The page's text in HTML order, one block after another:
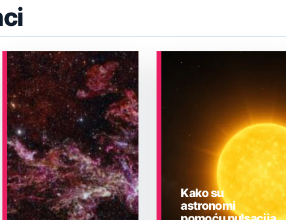
Kako su
astronomi